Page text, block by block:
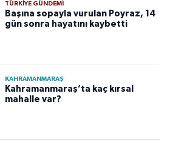
TÜRKIYE GÜNDEMI
Başına sopayla vurulan Poyraz, 14
gün sonra hayatını kaybetti
KAHRAMANMARAŞ
Kahramanmaraş’ta kaç kırsal
mahalle var?